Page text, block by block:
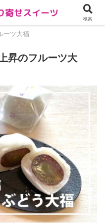
ーツ大福
昇のフルーツ大
検索